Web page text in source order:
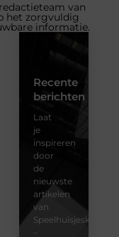
van
het zorgvuldig
informatie.
Recente
berichten
Laat
je
inspireren
door
de
nieuwste
artikelen
van
Speelhuisjeskeuze.nl
–